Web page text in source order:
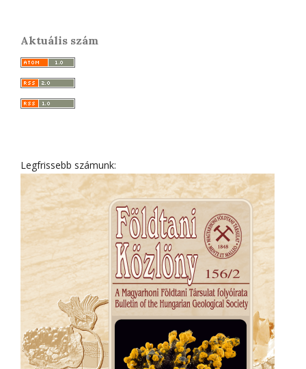
Aktuális szám
Legfrissebb számunk: